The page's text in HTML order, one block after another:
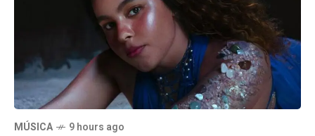
MÚSICA 9 hours ago